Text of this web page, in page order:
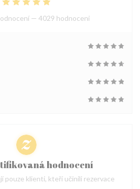
— 4029 hodnoceni
hodnocení
pouze klienti, kteří učinili rezervace